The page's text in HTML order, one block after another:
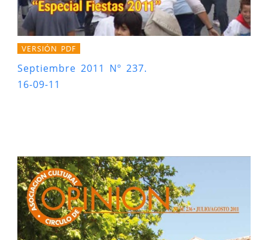
VERSIÓN PDF
Septiembre 2011 Nº 237.
16-09-11